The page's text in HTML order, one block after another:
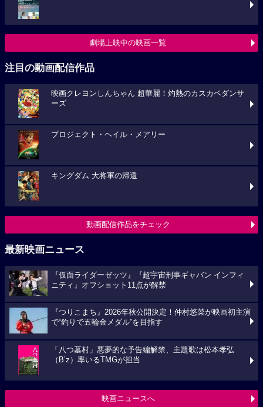
劇場上映中の映画一覧
注目の動画配信作品
映画クレヨンしんちゃん 超華麗！灼熱のカスカベダンサ
ーズ
プロジェクト・ヘイル・メアリー
キングダム 大将軍の帰還
動画配信作品をチェック
最新映画ニュース
『仮面ライダーゼッツ』『超宇宙刑事ギャバン インフィ
ニティ』オフショット11点が解禁
『つりこまち』2026年秋公開決定！仲村悠菜が映画初主演
で“釣りで五輪金メダル”を目指す
「八つ墓村」悪夢的な予告編解禁、主題歌は松本孝弘
（B’z）率いるTMGが担当
映画ニュースへ